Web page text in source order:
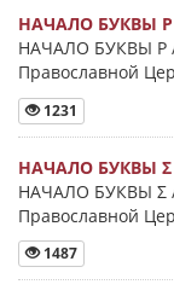
НАЧАЛО БУКВЫ Ρ
НАЧАЛО БУКВЫ Ρ /
Православной
1231
НАЧАЛО БУКВЫ Σ
НАЧАЛО БУКВЫ Σ /
Православной
1487